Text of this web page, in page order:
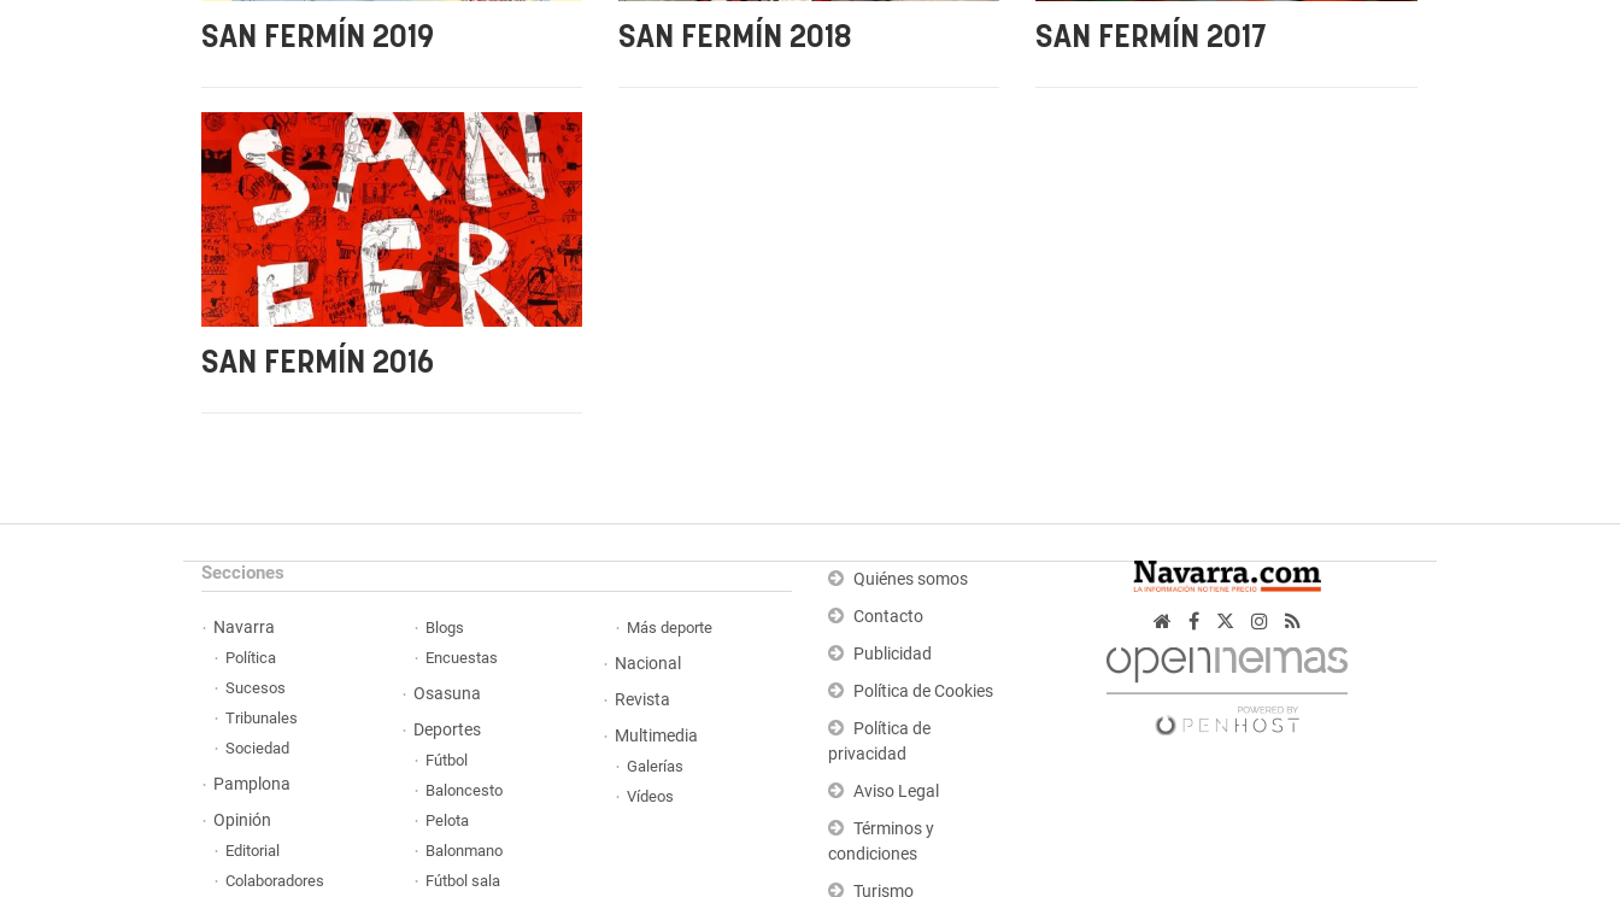
SAN FERMÍN 2019 SAN FERMÍN 2018 SAN FERMÍN 2017
SAN FERMÍN 2016
Secciones
Navarra
Política
Sucesos
Tribunales
Sociedad
Pamplona
Opinión
Editorial
Colaboradores
Blogs
Encuestas
Osasuna
Deportes
Fútbol
Baloncesto
Pelota
Balonmano
Fútbol sala
Más deporte
Nacional
Revista
Multimedia
Galerías
Vídeos
Quiénes somos
Contacto
Publicidad
Política de Cookies
Política de
privacidad
Aviso Legal
Términos y
condiciones
Turismo